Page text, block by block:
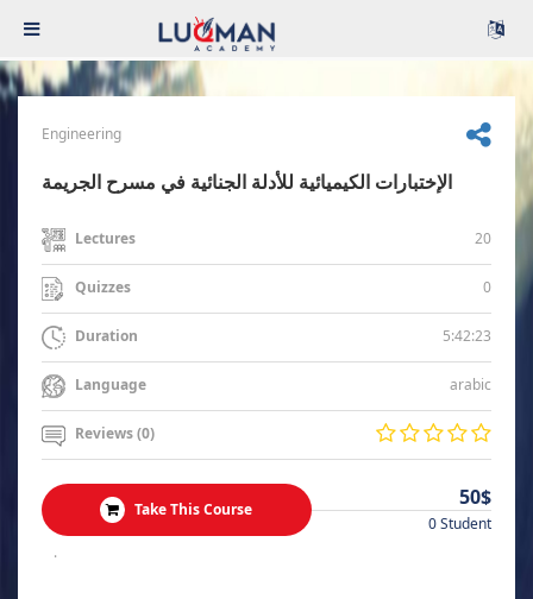
Engineering
الإختبارات الكيميائية للأدلة الجنائية في مسرح الجريمة
Lectures 20
Quizzes 0
Duration 5:42:23
Language arabic
Reviews (0)
Take This Course 50$
0 Student
.